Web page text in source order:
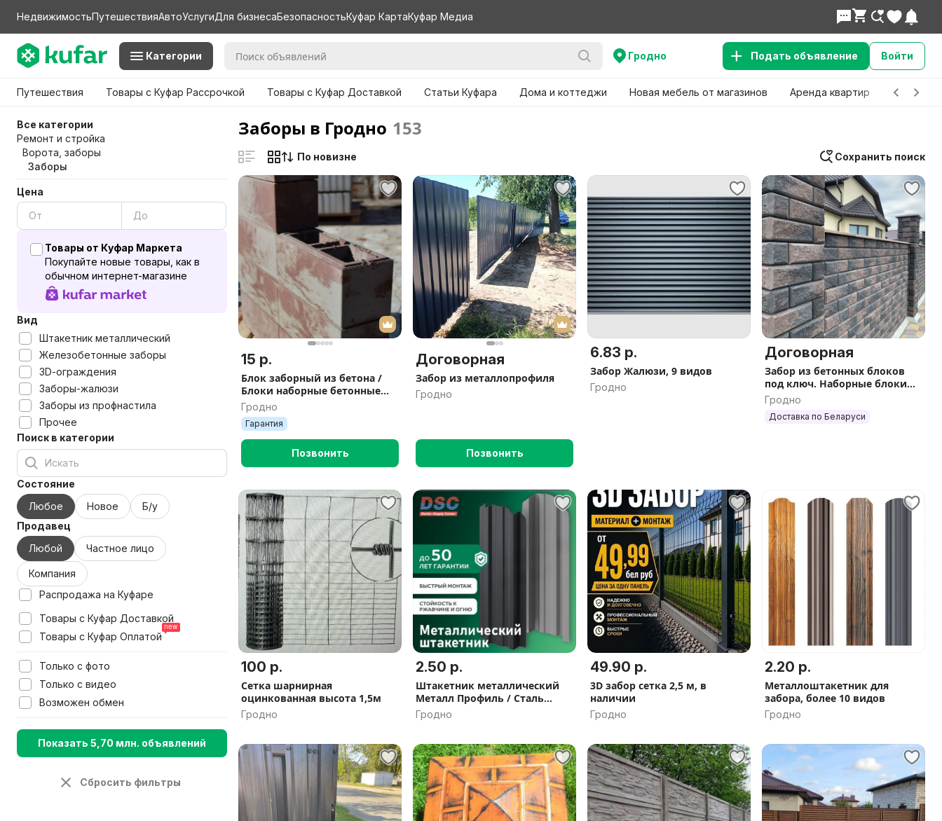
НедвижимостьПутешествияАвтоУслугиДля бизнесаБезопасностьКуфар КартаКуфар Медиа
Категории Гродно Подать объявление Войти
Путешествия Товары с Куфар Рассрочкой Товары с Куфар Доставкой Статьи Куфара Дома и коттеджи Новая мебель от магазинов Аренда квартир Детские
Все категории
Ремонт и стройка
Ворота, заборы
Заборы
Цена
Товары от Куфар Маркета
Покупайте новые товары, как в
обычном интернет-магазине
Вид
Штакетник металлический
Железобетонные заборы
3D-ограждения
Заборы-жалюзи
Заборы из профнастила
Прочее
Поиск в категории
Состояние
Любое
Новое
Б/у
Продавец
Любой
Частное лицо
Компания
Распродажа на Куфаре
Товары с Куфар Доставкой
Товары с Куфар Оплатой
Только с фото
Только с видео
Возможен обмен
Показать 5,70 млн. объявлений
Сбросить фильтры
Заборы в Гродно 153
Сохранить поиск
По новизне
15 р.
Блок заборный из бетона /
Блоки наборные бетонные
«ColorMix»
Гродно
Гарантия
Позвонить
Договорная
Забор из металлопрофиля
Гродно
Позвонить
6.83 р.
Забор Жалюзи, 9 видов
Гродно
Договорная
Забор из бетонных блоков
под ключ. Наборные блоки
для столбов забора BRICK.
Собственно производство.
Гродно
Доставка по Беларуси
100 р.
Сетка шарнирная
оцинкованная высота 1,5м
Гродно
2.50 р.
Штакетник металлический
Металл Профиль / Сталь
Колор
Гродно
49.90 р.
3D забор сетка 2,5 м, в
наличии
Гродно
2.20 р.
Металлоштакетник для
забора, более 10 видов
Гродно